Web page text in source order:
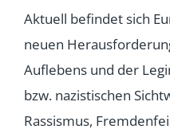
Aktuell befindet sich
neuen
Auflebens und der
bzw. nazistischen
Rassismus,